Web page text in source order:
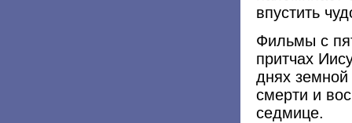
впустить
Фильмы с
притчах
днях земной
смерти и
седмице.